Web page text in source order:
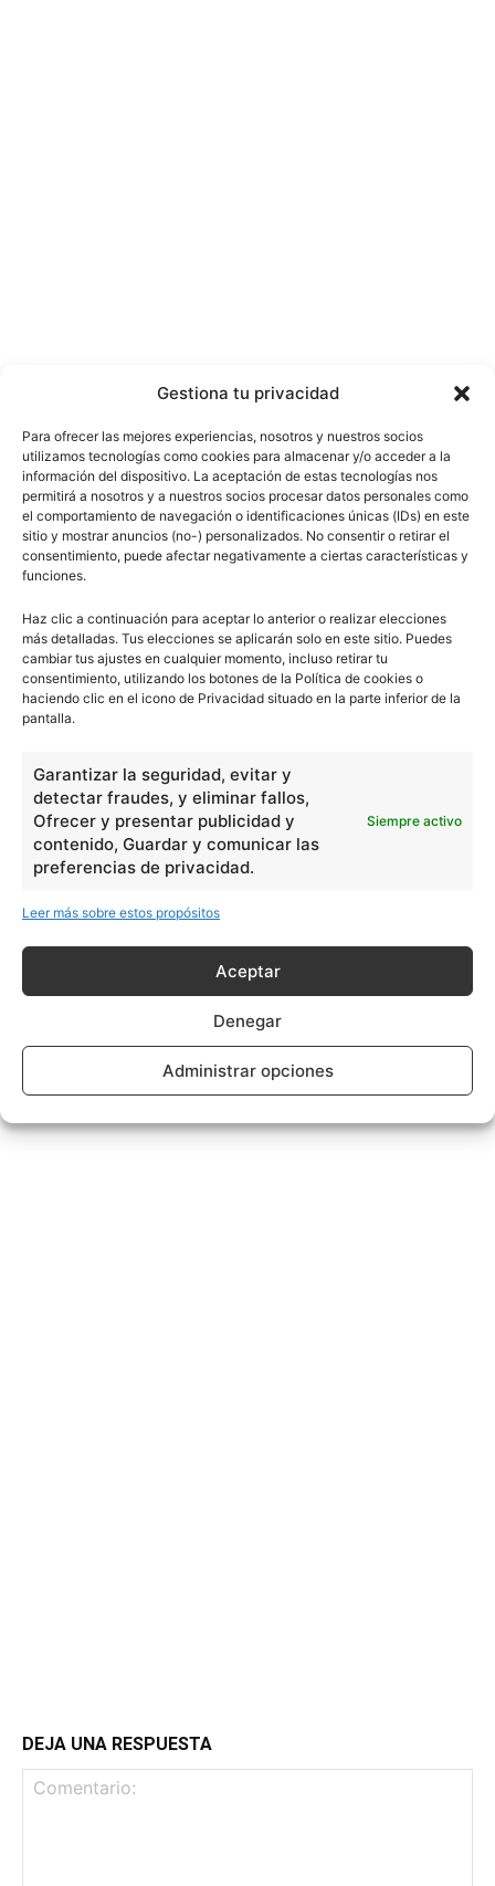
Gestiona tu privacidad
Para ofrecer las mejores experiencias, nosotros y nuestros socios
utilizamos tecnologías como cookies para almacenar y/o acceder a la
información del dispositivo. La aceptación de estas tecnologías nos
permitirá a nosotros y a nuestros socios procesar datos personales como
el comportamiento de navegación o identificaciones únicas (IDs) en este
sitio y mostrar anuncios (no-) personalizados. No consentir o retirar el
consentimiento, puede afectar negativamente a ciertas características y
funciones.
Haz clic a continuación para aceptar lo anterior o realizar elecciones
más detalladas. Tus elecciones se aplicarán solo en este sitio. Puedes
cambiar tus ajustes en cualquier momento, incluso retirar tu
consentimiento, utilizando los botones de la Política de cookies o
haciendo clic en el icono de Privacidad situado en la parte inferior de la
pantalla.
Garantizar la seguridad, evitar y
detectar fraudes, y eliminar fallos,
Ofrecer y presentar publicidad y
contenido, Guardar y comunicar las
preferencias de privacidad.
Siempre activo
Leer más sobre estos propósitos
Aceptar
Denegar
Administrar opciones
DEJA UNA RESPUESTA